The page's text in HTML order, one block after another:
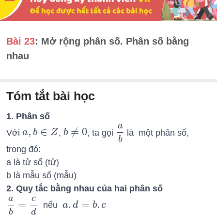
Bài 23: Mở rộng phân số. Phân số bằng
nhau
Tóm tắt bài học
1. Phân số
Vớia, b ∈ Z
a,b∈Z , b ≠ 0
b≠0 , ta gọi
a
b
ab là một phân số,
trong đó:
a là tử số (tử)
b là mẫu số (mẫu)
2. Quy tắc bằng nhau của hai phân số
a
b
=
c
d
ab =c d nếu a. d = b. c
a.d= b.c